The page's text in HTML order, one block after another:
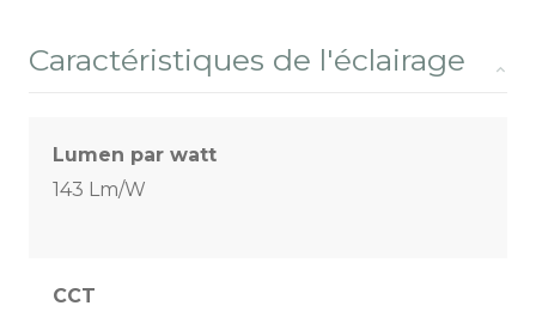
Caractéristiques de l'éclairage
Lumen par watt
143 Lm/W
CCT